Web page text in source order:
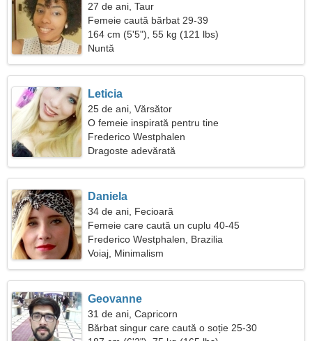
27 de ani, Taur
Femeie caută bărbat 29-39
164 cm (5'5"), 55 kg (121 lbs)
Nuntă
Leticia
25 de ani, Vărsător
O femeie inspirată pentru tine
Frederico Westphalen
Dragoste adevărată
Daniela
34 de ani, Fecioară
Femeie care caută un cuplu 40-45
Frederico Westphalen, Brazilia
Voiaj, Minimalism
Geovanne
31 de ani, Capricorn
Bărbat singur care caută o soție 25-30